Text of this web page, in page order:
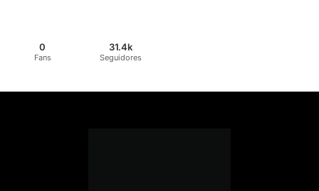
0
Fans
31.4k
Seguidores